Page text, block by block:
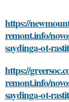
https://
remont.info/
saydinga-ot-
https://
remont.info/
saydinga-ot-